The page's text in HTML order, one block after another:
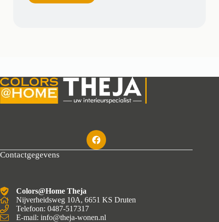
Contactgegevens
Colors@Home Theja
Nijverheidsweg 10A, 6651 KS Druten
Telefoon: 0487-517317
E-mail: info@theja-wonen.nl